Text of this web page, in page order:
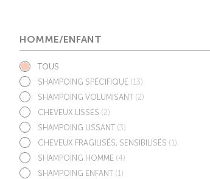
HOMME/ENFANT
TOUS
SHAMPOING SPÉCIFIQUE (13)
SHAMPOING VOLUMISANT (2)
CHEVEUX LISSES (2)
SHAMPOING LISSANT (3)
CHEVEUX FRAGILISÉS, SENSIBILISÉS (1)
SHAMPOING HOMME (4)
SHAMPOING ENFANT (1)